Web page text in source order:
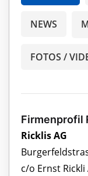
NEWS
FOTOS /
Firmenprofil
Ricklis AG
c/o Ernst Rickli